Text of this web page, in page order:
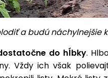
a budú náchylnejšie
do hĺbky.
Vždy ich však